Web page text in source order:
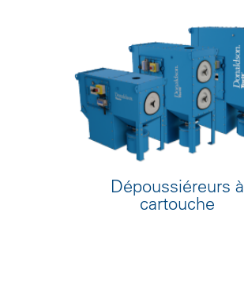
Dépoussiéreurs à
cartouche